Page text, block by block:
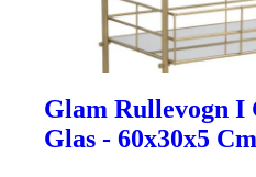
Glam Rullevogn I
Glas - 60x30x5